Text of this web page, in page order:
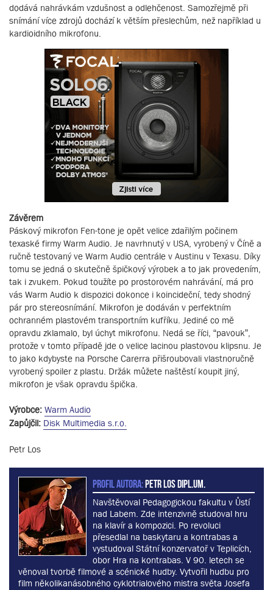
dodává nahrávkám vzdušnost a odlehčenost. Samozřejmě při
snímání více zdrojů dochází k větším přeslechům, než například u
kardioidního mikrofonu.
Závěrem
Páskový mikrofon Fen-tone je opět velice zdařilým počinem
texaské firmy Warm Audio. Je navrhnutý v USA, vyrobený v Číně a
ručně testovaný ve Warm Audio centrále v Austinu v Texasu. Díky
tomu se jedná o skutečně špičkový výrobek a to jak provedením,
tak i zvukem. Pokud toužíte po prostorovém nahrávání, má pro
vás Warm Audio k dispozici dokonce i koincideční, tedy shodný
pár pro stereosnímání. Mikrofon je dodáván v perfektním
ochranném plastovém transportním kufříku. Jediné co mě
opravdu zklamalo, byl úchyt mikrofonu. Nedá se říci, “pavouk”,
protože v tomto případě jde o velice lacinou plastovou klipsnu. Je
to jako kdybyste na Porsche Carerra přišroubovali vlastnoručně
vyrobený spoiler z plastu. Držák můžete naštěstí koupit jiný,
mikrofon je však opravdu špička.
Výrobce: Warm Audio
Zapůjčil: Disk Multimedia s.r.o.
Petr Los
PROFIL AUTORA:Petr Los dipl.um.
Navštěvoval Pedagogickou fakultu v Ůstí
nad Labem. Zde intenzivně studoval hru
na klavír a kompozici. Po revoluci
přesedlal na baskytaru a kontrabas a
vystudoval Státní konzervatoř v Teplicích,
obor Hra na kontrabas. V 90. letech se
věnoval tvorbě filmové a scénické hudby. Vytvořil hudbu pro
film několikanásobného cyklotrialového mistra světa Josefa